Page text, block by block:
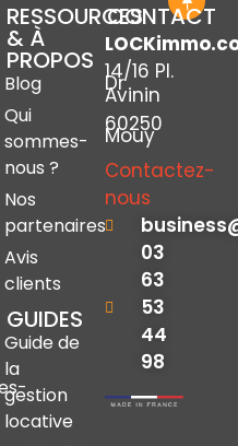
RESSOURCES
& À
PROPOS
Blog
Qui
sommes-
nous ?
Nos
partenaires
Avis
clients
GUIDES
Guide de
la
gestion
locative
CONTACT
14/16 Pl.
Dr
Avinin
60250
Mouy
Contactez-
nous
03
63
53
44
98